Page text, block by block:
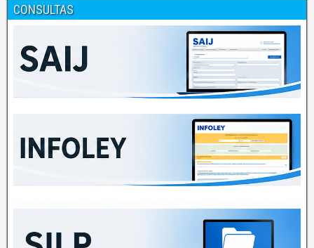
CONSULTAS